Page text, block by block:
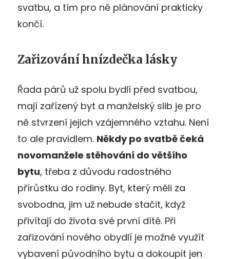
svatbu, a tím pro ně plánování prakticky
končí.
Zařizování hnízdečka lásky
Řada párů už spolu bydlí před svatbou,
mají zařízený byt a manželský slib je pro
ně stvrzení jejich vzájemného vztahu. Není
to ale pravidlem. Někdy po svatbě čeká
novomanžele stěhování do většího
bytu, třeba z důvodu radostného
přírůstku do rodiny. Byt, který měli za
svobodna, jim už nebude stačit, když
přivítají do života své první dítě. Při
zařizování nového obydlí je možné využít
vybavení původního bytu a dokoupit jen